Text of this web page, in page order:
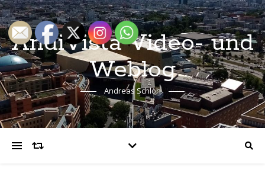
AndiVista Video- und
Weblog
Andreas Schloh